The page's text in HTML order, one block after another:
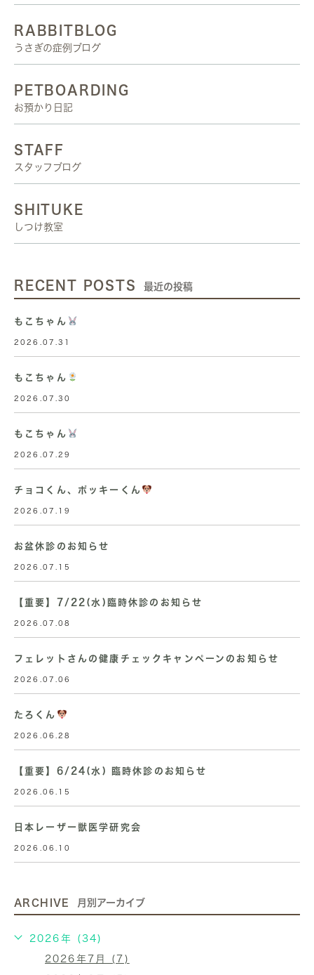
RABBITBLOG
うさぎの症例ブログ
PETBOARDING
お預かり日記
STAFF
スタッフブログ
SHITUKE
しつけ教室
RECENT POSTS 最近の投稿
もこちゃん
2026.07.31
もこちゃん
2026.07.30
もこちゃん
2026.07.29
チョコくん、ポッキーくん
2026.07.19
お盆休診のお知らせ
2026.07.15
【重要】7/22(水)臨時休診のお知らせ
2026.07.08
フェレットさんの健康チェックキャンペーンのお知らせ
2026.07.06
たろくん
2026.06.28
【重要】6/24(水) 臨時休診のお知らせ
2026.06.15
日本レーザー獣医学研究会
2026.06.10
ARCHIVE 月別アーカイブ
2026年 (34)
2026年7月 (7)